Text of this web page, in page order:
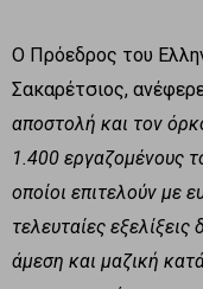
Ο Πρόεδρος του
Σακαρέτσιος,
αποστολή και τον
1.400 εργαζομένους
οποίοι επιτελούν με
τελευταίες
άμεση και μαζική